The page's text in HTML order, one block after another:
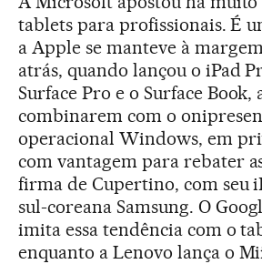
tablets para profissionais. É
a Apple se manteve à
atrás, quando lançou o iPad
Surface Pro e o Surface Book,
combinarem com o
operacional Windows, em
com vantagem para rebater
firma de Cupertino, com seu
sul-coreana Samsung. O
imita essa tendência com o
enquanto a Lenovo lança o